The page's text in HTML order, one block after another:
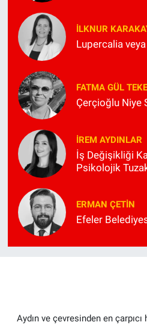
İLKNUR
Lupercalia
FATMA GÜL TEKE
Çerçioğlu Niye
İREM AYDINLAR
İş Değişikliği
Psikolojik
ERMAN ÇETIN
Efeler
Aydın ve çevresinden en